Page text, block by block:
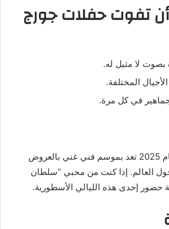
أن تفوت حفلات جورج
بصوت لا مثيل له.
المختلفة.
في كل مرة.
حفلات جورج وسوف لعام 2025 تعد بموسم فني غني بالعروض
العالم. إذا كنت من محبي “سلطان
حضور إحدى هذه الليالي الأسطورية.